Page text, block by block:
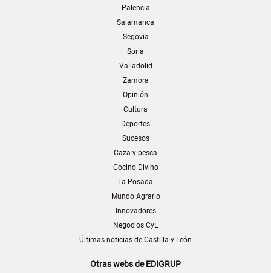
Palencia
Salamanca
Segovia
Soria
Valladolid
Zamora
Opinión
Cultura
Deportes
Sucesos
Caza y pesca
Cocino Divino
La Posada
Mundo Agrario
Innovadores
Negocios CyL
Últimas noticias de Castilla y León
Otras webs de EDIGRUP